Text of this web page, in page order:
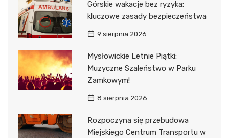
Górskie wakacje bez ryzyka:
kluczowe zasady bezpieczeństwa
9 sierpnia 2026
Mysłowickie Letnie Piątki:
Muzyczne Szaleństwo w Parku
Zamkowym!
8 sierpnia 2026
Rozpoczyna się przebudowa
Miejskiego Centrum Transportu w